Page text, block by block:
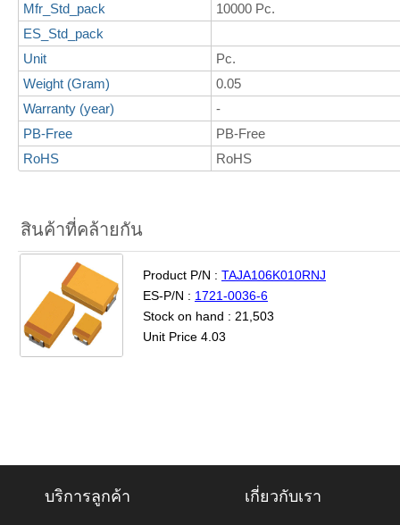
Mfr_Std_pack
10000 Pc.
ES_Std_pack
Unit
Pc.
Weight (Gram)
0.05
Warranty (year)
-
PB-Free
PB-Free
RoHS
RoHS
สินค้าที่คล้ายกัน
Product P/N : TAJA106K010RNJ
ES-P/N : 1721-0036-6
Stock on hand : 21,503
Unit Price 4.03
บริการลูกค้า เกี่ยวกับเรา